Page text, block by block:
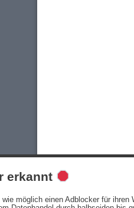
erkannt
möglich einen Adblocker für